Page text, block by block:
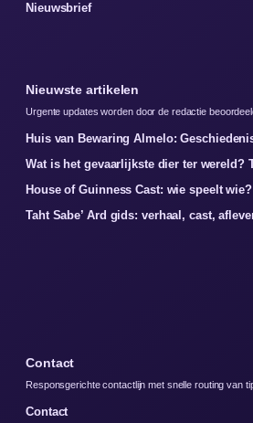
Nieuwsbrief
Nieuwste artikelen
Urgente updates worden door de redactie
Huis van Bewaring Almelo:
Wat is het gevaarlijkste dier ter wereld?
House of Guinness Cast: wie speelt
Taht Sabe’ Ard gids: verhaal, cast,
Contact
Responsgerichte contactlijn met snelle routing van
Contact